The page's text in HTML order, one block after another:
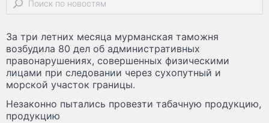
За три летних месяца мурманская таможня
возбудила 80 дел об административных
правонарушениях, совершенных физическими
лицами при следовании через сухопутный и
морской участок границы.
Незаконно пытались провезти табачную продукцию,
продукцию